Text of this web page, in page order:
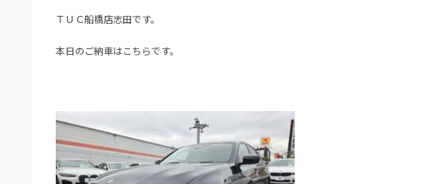
ＴＵＣ船橋店志田です。
本日のご納車はこちらです。